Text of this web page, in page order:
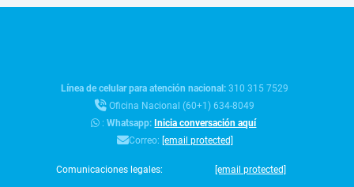
Línea de celular para atención nacional:310 315 7529
Oficina Nacional (60+1) 634-8049
:Whatsapp: Inicia conversación aquí
Correo: [email protected]
Comunicaciones legales: [email protected]